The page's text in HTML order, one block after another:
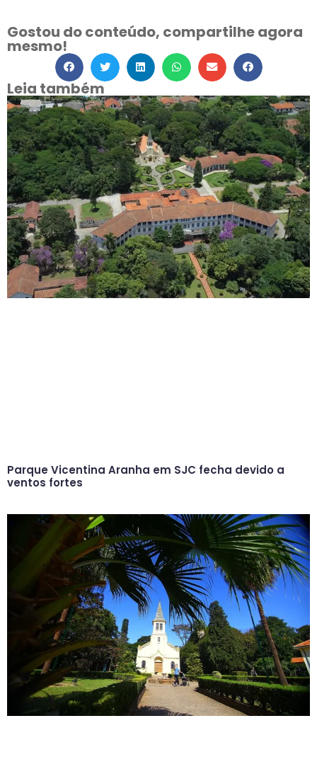
Gostou do conteúdo, compartilhe agora
mesmo!
Leia também
Parque Vicentina Aranha em SJC fecha devido a
ventos fortes